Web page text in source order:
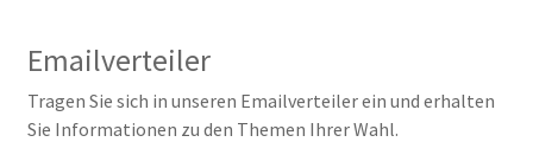
Emailverteiler
Tragen Sie sich in unseren Emailverteiler ein und erhalten
Sie Informationen zu den Themen Ihrer Wahl.